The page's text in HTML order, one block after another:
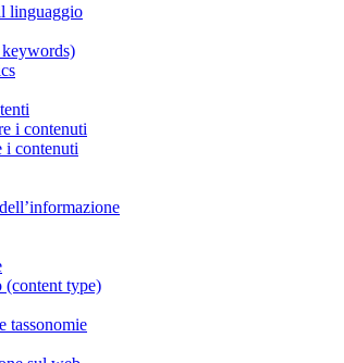
linguaggio
i contenuti
i contenuti
(content type)
tassonomie